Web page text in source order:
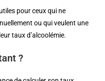
pour ceux qui ne
ou qui veulent une
taux d’alcoolémie.
?